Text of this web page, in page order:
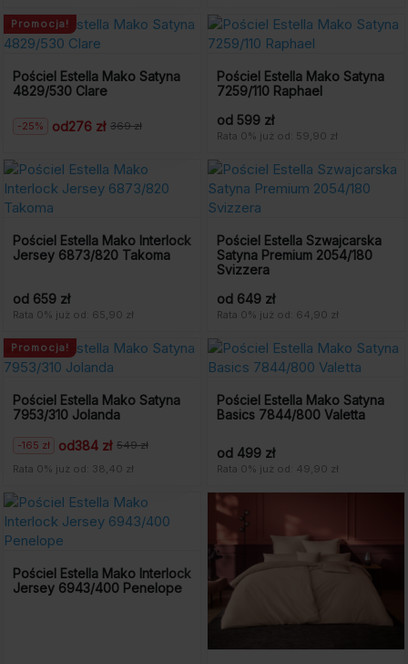
Promocja!
Pościel Estella Mako Satyna
4829/530 Clare
od 369 zł
Pierwotna
wynosiła:
369
zł.
276 zł
Aktualna
wynosi:
276
zł.
-25%
Pościel Estella Mako Satyna
7259/110 Raphael
od 599 zł
Rata 0% już od: 59,90 zł
Pościel Estella Mako Interlock
Jersey 6873/820 Takoma
od 659 zł
Rata 0% już od: 65,90 zł
Pościel Estella Szwajcarska
Satyna Premium 2054/180
Svizzera
od 649 zł
Rata 0% już od: 64,90 zł
Promocja!
Pościel Estella Mako Satyna
7953/310 Jolanda
od
549 zł
Pierwotna
cena
549
zł.
384 zł
Aktualna
cena
384
zł.
-165 zł
Rata 0% już od: 38,40 zł
Pościel Estella Mako Satyna
Basics 7844/800 Valetta
od 499 zł
Rata 0% już od: 49,90 zł
Pościel Estella Mako Interlock
Jersey 6943/400 Penelope